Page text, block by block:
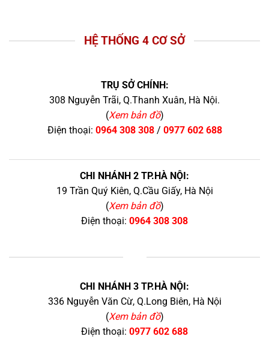
HỆ THỐNG 4 CƠ SỞ
TRỤ SỞ CHÍNH:
308 Nguyễn Trãi, Q.Thanh Xuân, Hà Nội.
(Xem bản đồ)
Điện thoại: 0964 308 308/ 0977 602 688
CHI NHÁNH 2 TP.HÀ NỘI:
19 Trần Quý Kiên, Q.Cầu Giấy, Hà Nội
(Xem bản đồ)
Điện thoại: 0964 308 308
CHI NHÁNH 3 TP.HÀ NỘI:
336 Nguyễn Văn Cừ, Q.Long Biên, Hà Nội
(Xem bản đồ)
Điện thoại: 0977 602 688